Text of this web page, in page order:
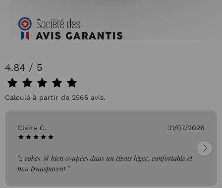
4.84 / 5
Calculé à partir de 2565 avis.
Claire C. 31/07/2026
"2 robes 👗 bien coupées dans un tissus léger, confortable et
non transparent."